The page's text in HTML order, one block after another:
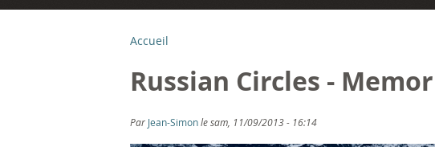
V
o
u
Accueil
Russian Circles -
Par Jean-Simonle sam, 11/09/2013 - 16:14